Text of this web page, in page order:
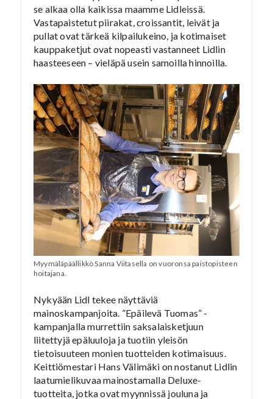
se alkaa olla kaikissa maamme Lidleissä.
Vastapaistetut piirakat, croissantit, leivät ja
pullat ovat tärkeä kilpailukeino, ja kotimaiset
kauppaketjut ovat nopeasti vastanneet Lidlin
haasteeseen – vieläpä usein samoilla hinnoilla.
Myymäläpäällikkö Sanna Viitasella on vuoronsa paistopisteen
hoitajana.
Nykyään Lidl tekee näyttäviä
mainoskampanjoita. ”Epäilevä Tuomas” -
kampanjalla murrettiin saksalaisketjuun
liitettyjä epäluuloja ja tuotiin yleisön
tietoisuuteen monien tuotteiden kotimaisuus.
Keittiömestari Hans Välimäki on nostanut Lidlin
laatumielikuvaa mainostamalla Deluxe-
tuotteita, jotka ovat myynnissä jouluna ja